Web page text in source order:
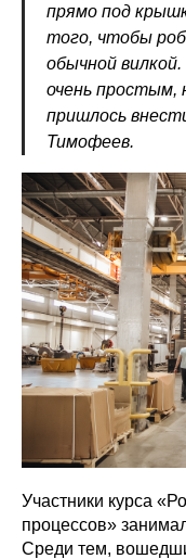
прямо под
того, чтобы
обычной
очень простым,
пришлось
Тимофеев.
Участники курса
процессов»
Среди тем,